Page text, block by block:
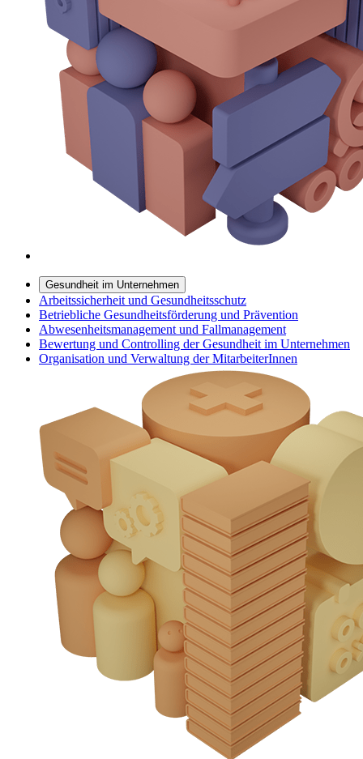
Gesundheit im Unternehmen
Arbeitssicherheit und Gesundheitsschutz
Betriebliche Gesundheitsförderung und Prävention
Abwesenheitsmanagement und Fallmanagement
Bewertung und Controlling der Gesundheit im Unternehmen
Organisation und Verwaltung der MitarbeiterInnen